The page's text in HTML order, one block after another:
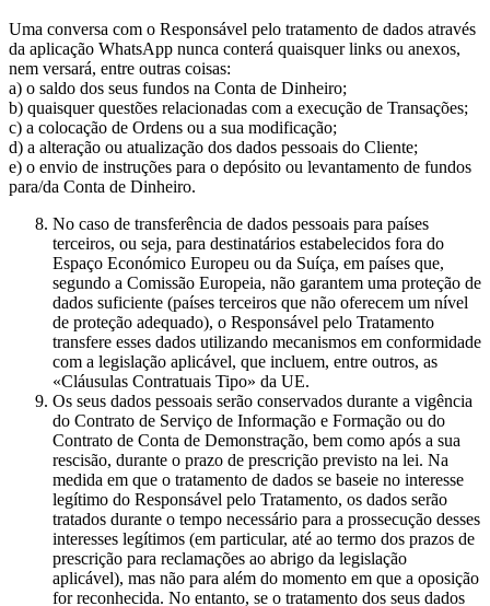
Uma conversa com o Responsável pelo tratamento de dados através
da aplicação WhatsApp nunca conterá quaisquer links ou anexos,
nem versará, entre outras coisas:
a) o saldo dos seus fundos na Conta de Dinheiro;
b) quaisquer questões relacionadas com a execução de Transações;
c) a colocação de Ordens ou a sua modificação;
d) a alteração ou atualização dos dados pessoais do Cliente;
e) o envio de instruções para o depósito ou levantamento de fundos
para/da Conta de Dinheiro.
No caso de transferência de dados pessoais para países
terceiros, ou seja, para destinatários estabelecidos fora do
Espaço Económico Europeu ou da Suíça, em países que,
segundo a Comissão Europeia, não garantem uma proteção de
dados suficiente (países terceiros que não oferecem um nível
de proteção adequado), o Responsável pelo Tratamento
transfere esses dados utilizando mecanismos em conformidade
com a legislação aplicável, que incluem, entre outros, as
«Cláusulas Contratuais Tipo» da UE.
Os seus dados pessoais serão conservados durante a vigência
do Contrato de Serviço de Informação e Formação ou do
Contrato de Conta de Demonstração, bem como após a sua
rescisão, durante o prazo de prescrição previsto na lei. Na
medida em que o tratamento de dados se baseie no interesse
legítimo do Responsável pelo Tratamento, os dados serão
tratados durante o tempo necessário para a prossecução desses
interesses legítimos (em particular, até ao termo dos prazos de
prescrição para reclamações ao abrigo da legislação
aplicável), mas não para além do momento em que a oposição
for reconhecida. No entanto, se o tratamento dos seus dados